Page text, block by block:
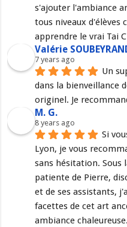
s'ajouter l'ambiance
tous niveaux d'élèves
apprendre le vrai Tai
Valérie
7 years ago
Un
dans la bienveillance
originel. Je
M. G.
8 years ago
Si
Lyon, je vous
sans hésitation. Sous
patiente de Pierre,
et de ses assistants,
facettes de cet art
ambiance chaleureuse.